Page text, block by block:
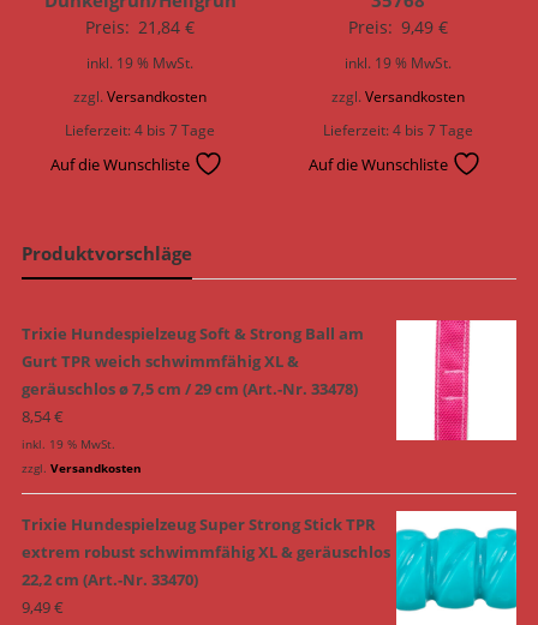
Preis: 21,84€
inkl. 19 % MwSt.
zzgl.Versandkosten
Lieferzeit:4 bis 7 Tage
Auf die Wunschliste
Preis: 9,49 €
inkl. 19 % MwSt.
zzgl.Versandkosten
Lieferzeit:4 bis 7 Tage
Auf die Wunschliste
Produktvorschläge
Trixie Hundespielzeug Soft & Strong Ball am
Gurt TPR weich schwimmfähig XL &
geräuschlos ø 7,5 cm / 29 cm (Art.-Nr. 33478)
8,54€
inkl. 19 % MwSt.
zzgl. Versandkosten
Trixie Hundespielzeug Super Strong Stick TPR
extrem robust schwimmfähig XL & geräuschlos
22,2 cm (Art.-Nr. 33470)
9,49€